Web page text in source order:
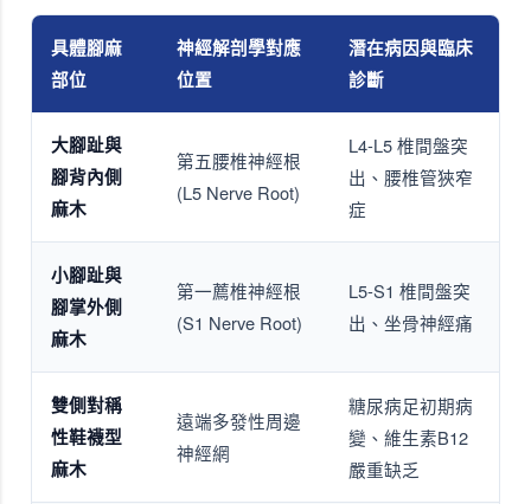
具體腳麻
部位
神經解剖學對應
位置
潛在病因與臨床
診斷
大腳趾與
腳背內側
麻木
第五腰椎神經根
(L5 Nerve Root)
L4-L5 椎間盤突
出、腰椎管狹窄
症
小腳趾與
腳掌外側
麻木
第一薦椎神經根
(S1 Nerve Root)
L5-S1 椎間盤突
出、坐骨神經痛
雙側對稱
性鞋襪型
麻木
遠端多發性周邊
神經網
糖尿病足初期病
變、維生素B12
嚴重缺乏